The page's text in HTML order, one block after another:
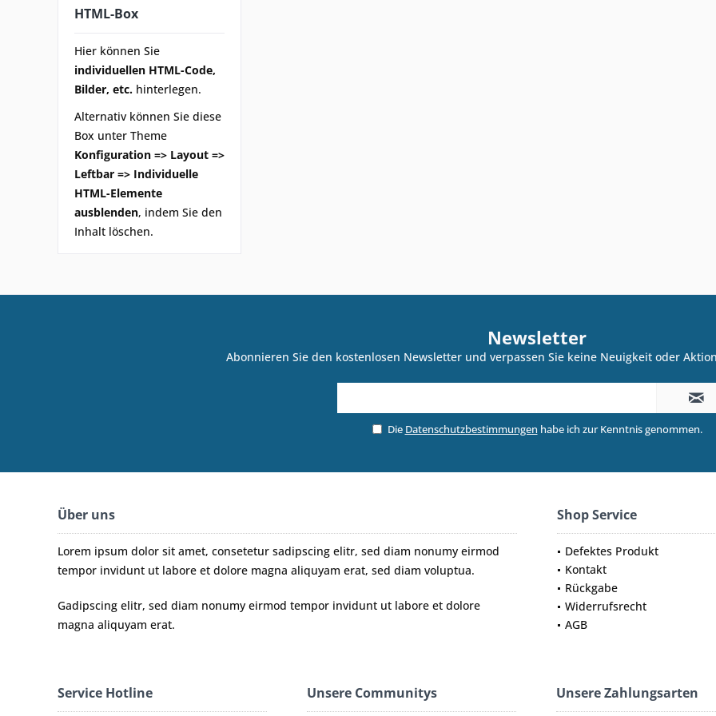
HTML-Box
Hier können Sie
individuellen HTML-Code,
Bilder, etc. hinterlegen.
Alternativ können Sie diese
Box unter Theme
Konfiguration => Layout =>
Leftbar => Individuelle
HTML-Elemente
ausblenden, indem Sie den
Inhalt löschen.
Newsletter
Abonnieren Sie den kostenlosen Newsletter und verpassen Sie keine Neuigkeit oder
Die Datenschutzbestimmungen habe ich zur Kenntnis genommen.
Über uns
Lorem ipsum dolor sit amet, consetetur sadipscing elitr, sed diam nonumy eirmod
tempor invidunt ut labore et dolore magna aliquyam erat, sed diam voluptua.
Gadipscing elitr, sed diam nonumy eirmod tempor invidunt ut labore et dolore
magna aliquyam erat.
Shop Service
Defektes Produkt
Kontakt
Rückgabe
Widerrufsrecht
AGB
Service Hotline Unsere Communitys Unsere Zahlungsarten